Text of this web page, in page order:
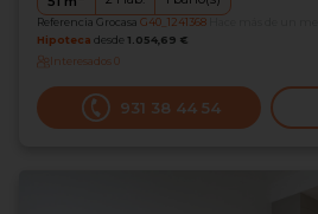
Referencia Grocasa G40_1241368
Hipoteca desde 1.054,69 €
Interesados0
931 38 44 54